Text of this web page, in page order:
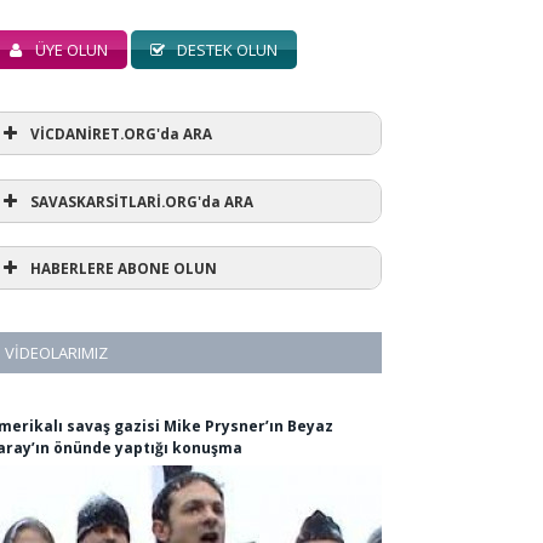
ÜYE OLUN DESTEK OLUN
VİCDANİRET.ORG'da ARA
SAVASKARSİTLARİ.ORG'da ARA
HABERLERE ABONE OLUN
VIDEOLARIMIZ
savaş gazisi Mike Prysner’ın Beyaz
önünde yaptığı konuşma